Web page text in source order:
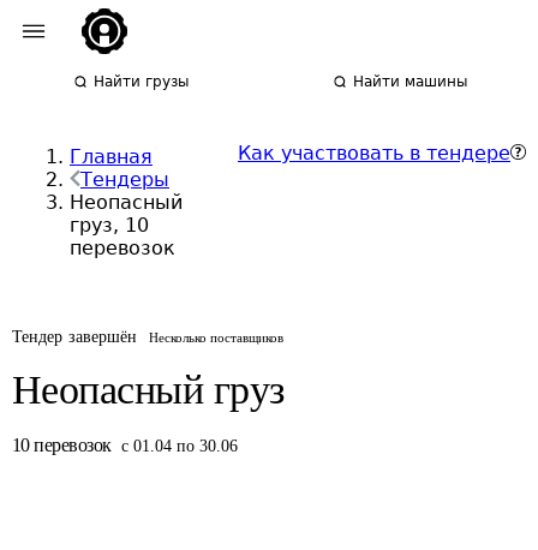
Найти грузы Найти машины
Главная
Тендеры
Неопасный
груз, 10
перевозок
Как участвовать в тендере
Тендер завершён Несколько поставщиков
Неопасный груз
10 перевозок с 01.04 по 30.06